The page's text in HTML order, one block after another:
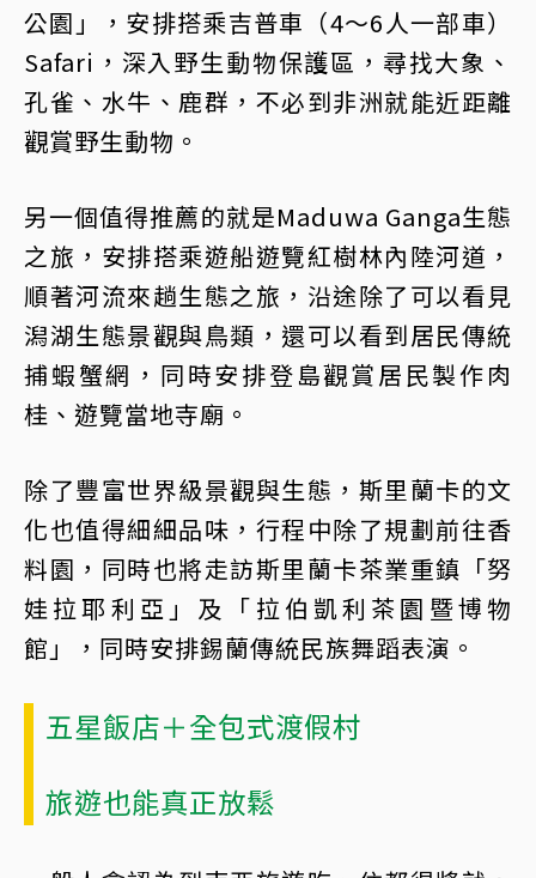
公園」，安排搭乘吉普車（4～6人一部車）
Safari，深入野生動物保護區，尋找大象、
孔雀、水牛、鹿群，不必到非洲就能近距離
觀賞野生動物。
另一個值得推薦的就是Maduwa Ganga生態
之旅，安排搭乘遊船遊覽紅樹林內陸河道，
順著河流來趟生態之旅，沿途除了可以看見
潟湖生態景觀與鳥類，還可以看到居民傳統
捕蝦蟹網，同時安排登島觀賞居民製作肉
桂、遊覽當地寺廟。
除了豐富世界級景觀與生態，斯里蘭卡的文
化也值得細細品味，行程中除了規劃前往香
料園，同時也將走訪斯里蘭卡茶業重鎮「努
娃拉耶利亞」及「拉伯凱利茶園暨博物
館」，同時安排錫蘭傳統民族舞蹈表演。
五星飯店＋全包式渡假村
旅遊也能真正放鬆